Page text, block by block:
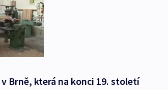
Brně, která na konci 19. století